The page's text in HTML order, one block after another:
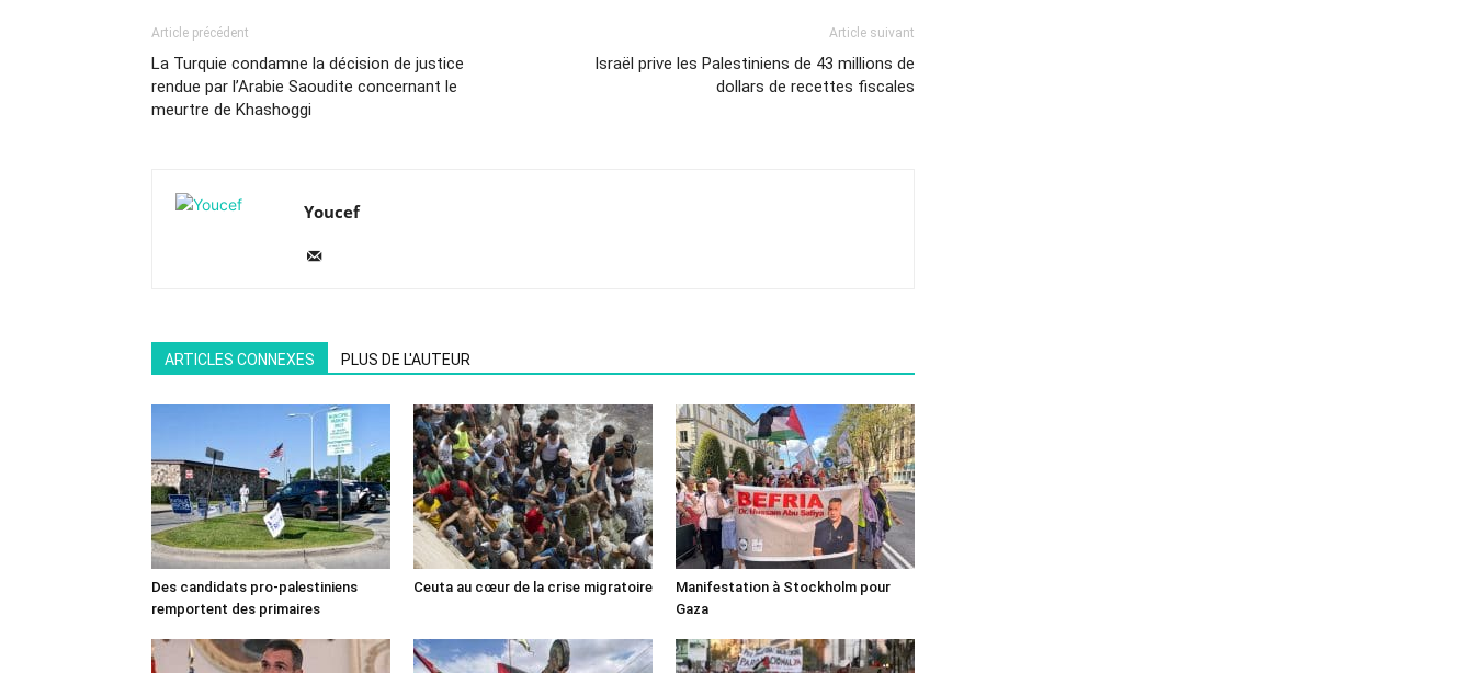
Article précédent
La Turquie condamne la décision de justice
rendue par l’Arabie Saoudite concernant le
meurtre de Khashoggi
Article suivant
Israël prive les Palestiniens de 43 millions de
dollars de recettes fiscales
Youcef
ARTICLES CONNEXES PLUS DE L'AUTEUR
Des candidats pro-palestiniens
remportent des primaires
Ceuta au cœur de la crise migratoire
Manifestation à Stockholm pour
Gaza